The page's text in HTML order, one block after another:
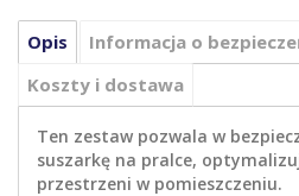
Opis
Informacja o
Koszty i dostawa
Ten zestaw pozwala w
suszarkę na pralce,
przestrzeni w pomieszczeniu.